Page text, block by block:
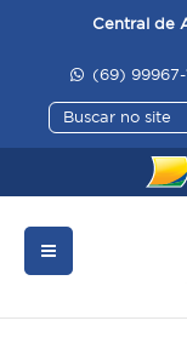
Central de
(69) 99967-